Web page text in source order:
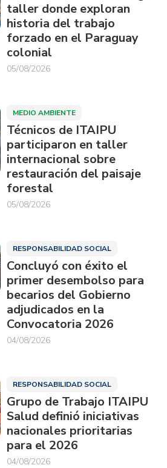
taller donde exploran
historia del trabajo
forzado en el Paraguay
colonial
05/08/2026
MEDIO AMBIENTE
Técnicos de ITAIPU
participaron en taller
internacional sobre
restauración del paisaje
forestal
05/08/2026
RESPONSABILIDAD SOCIAL
Concluyó con éxito el
primer desembolso para
becarios del Gobierno
adjudicados en la
Convocatoria 2026
04/08/2026
RESPONSABILIDAD SOCIAL
Grupo de Trabajo ITAIPU
Salud definió iniciativas
nacionales prioritarias
para el 2026
04/08/2026